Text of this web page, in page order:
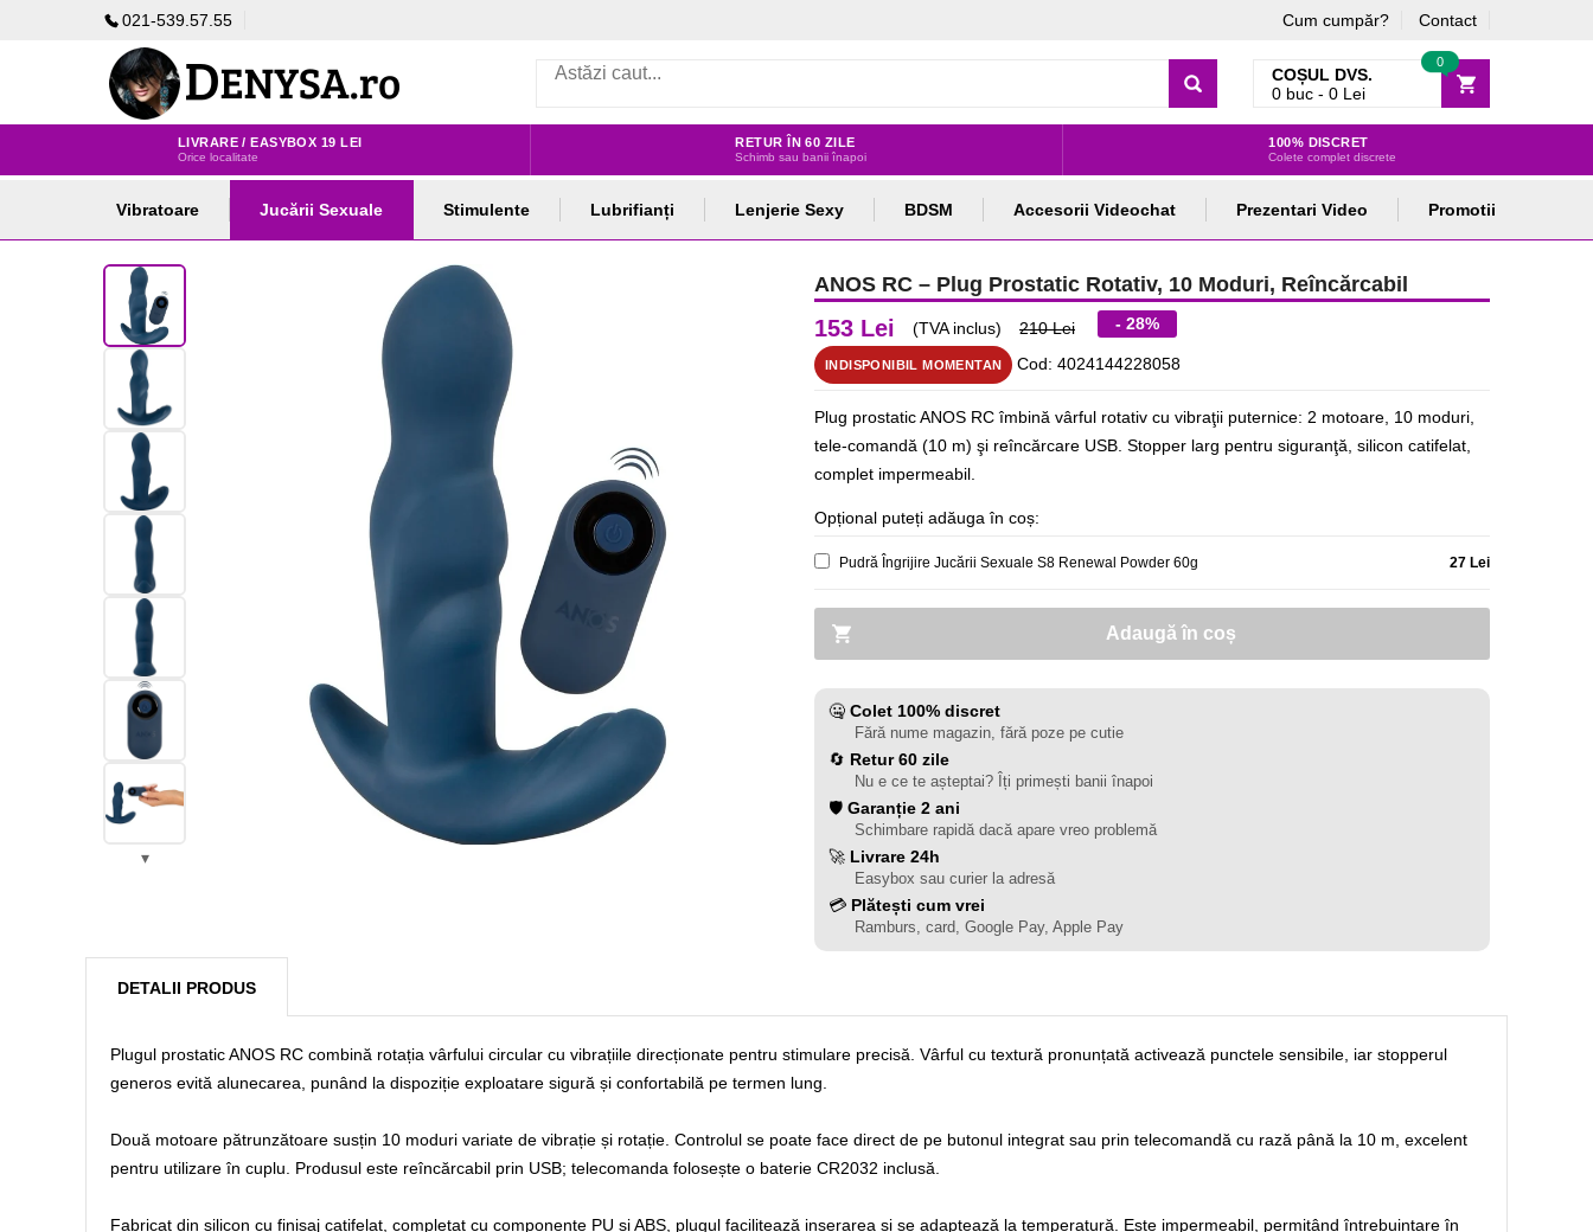
021-539.57.55 Cum cumpăr? Contact
COȘUL DVS.
0 buc - 0 Lei
0
LIVRARE / EASYBOX 19 LEI
Orice localitate
RETUR ÎN 60 ZILE
Schimb sau banii înapoi
100% DISCRET
Colete complet discrete
Vibratoare Jucării Sexuale Stimulente Lubrifianți Lenjerie Sexy BDSM Accesorii Videochat Prezentari Video Promotii
ANOS RC – Plug Prostatic Rotativ, 10 Moduri, Reîncărcabil
153 Lei (TVA inclus) 210 Lei - 28%
INDISPONIBIL MOMENTAN Cod: 4024144228058
Plug prostatic ANOS RC îmbină vârful rotativ cu vibraţii puternice: 2 motoare, 10 moduri,
tele-comandă (10 m) şi reîncărcare USB. Stopper larg pentru siguranţă, silicon catifelat,
complet impermeabil.
Opțional puteți adăuga în coș:
Pudră Îngrijire Jucării Sexuale S8 Renewal Powder 60g 27 Lei
Adaugă în coș
🤐 Colet 100% discret
Fără nume magazin, fără poze pe cutie
🔄 Retur 60 zile
Nu e ce te așteptai? Îți primești banii înapoi
🛡️ Garanție 2 ani
Schimbare rapidă dacă apare vreo problemă
🚀 Livrare 24h
Easybox sau curier la adresă
💳 Plătești cum vrei
Ramburs, card, Google Pay, Apple Pay
DETALII PRODUS
Plugul prostatic ANOS RC combină rotația vârfului circular cu vibrațiile direcționate pentru stimulare precisă. Vârful cu textură pronunțată activează punctele sensibile, iar stopperul
generos evită alunecarea, punând la dispoziție exploatare sigură și confortabilă pe termen lung.
Două motoare pătrunzătoare susțin 10 moduri variate de vibrație și rotație. Controlul se poate face direct de pe butonul integrat sau prin telecomandă cu rază până la 10 m, excelent
pentru utilizare în cuplu. Produsul este reîncărcabil prin USB; telecomanda folosește o baterie CR2032 inclusă.
Fabricat din silicon cu finisaj catifelat, completat cu componente PU și ABS, plugul facilitează inserarea și se adaptează la temperatură. Este impermeabil, permițând întrebuințare în